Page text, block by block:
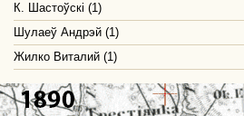
К. Шастоўскі (1)
Шулаеў Андрэй (1)
Жилко Виталий (1)